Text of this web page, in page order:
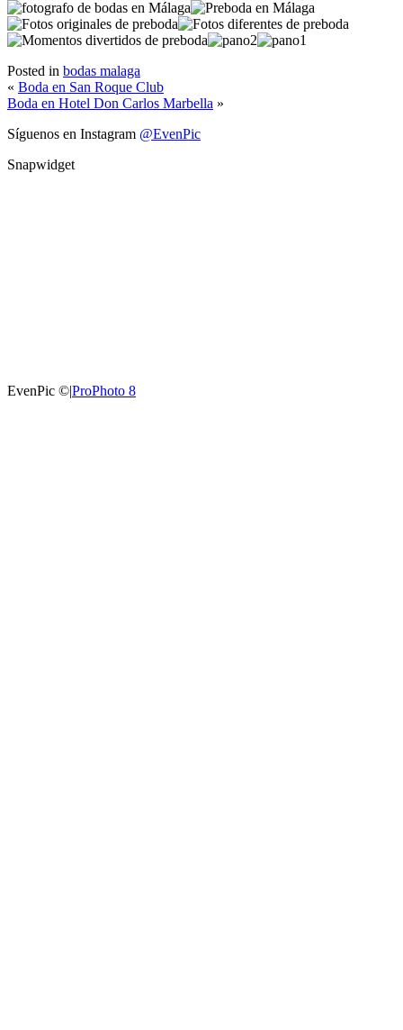
Posted in bodas malaga
« Boda en San Roque Club
Boda en Hotel Don Carlos Marbella »
Síguenos en Instagram @EvenPic
Snapwidget
EvenPic ©|ProPhoto 8